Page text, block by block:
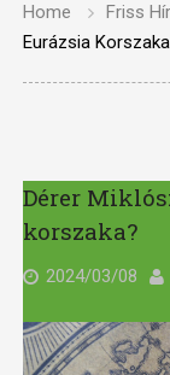
Home Friss
Eurázsia
Dérer
korszaka?
2024/03/08